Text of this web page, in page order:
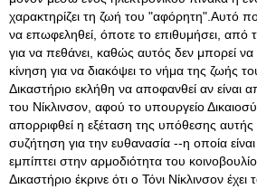
χαρακτηρίζει τη ζωή του "αφόρητη".Αυτό
να επωφεληθεί, όποτε το επιθυμήσει, από
για να πεθάνει, καθώς αυτός δεν μπορεί να
κίνηση για να διακόψει το νήμα της ζωής
Δικαστήριο εκλήθη να αποφανθεί αν είναι
του Νίκλινσον, αφού το υπουργείο
απορριφθεί η εξέταση της υπόθεσης αυτής
συζήτηση για την ευθανασία --η οποία
εμπίπτει στην αρμοδιότητα του
Δικαστήριο έκρινε ότι ο Τόνι Νίκλινσον